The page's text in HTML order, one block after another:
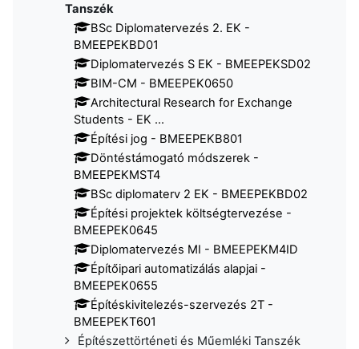
Tanszék
BSc Diplomatervezés 2. EK -
BMEEPEKBD01
Diplomatervezés S EK - BMEEPEKSD02
BIM-CM - BMEEPEK0650
Architectural Research for Exchange
Students - EK ...
Építési jog - BMEEPEKB801
Döntéstámogató módszerek -
BMEEPEKMST4
BSc diplomaterv 2 EK - BMEEPEKBD02
Építési projektek költségtervezése -
BMEEPEK0645
Diplomatervezés MI - BMEEPEKM4ID
Építőipari automatizálás alapjai -
BMEEPEK0655
Építéskivitelezés-szervezés 2T -
BMEEPEKT601
Építészettörténeti és Műemléki Tanszék